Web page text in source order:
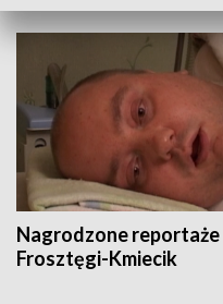
Nagrodzone
Frosztęgi-Kmiecik